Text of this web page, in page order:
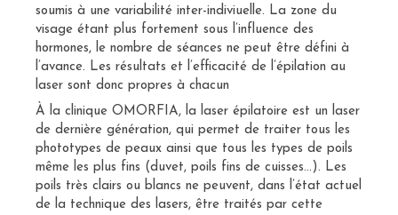
soumis à une variabilité inter-indiviuelle. La zone du
visage étant plus fortement sous l’influence des
hormones, le nombre de séances ne peut être défini à
l’avance. Les résultats et l’efficacité de l’épilation au
laser sont donc propres à chacun
À la clinique OMORFIA, la laser épilatoire est un laser
de dernière génération, qui permet de traiter tous les
phototypes de peaux ainsi que tous les types de poils
même les plus fins (duvet, poils fins de cuisses…). Les
poils très clairs ou blancs ne peuvent, dans l’état actuel
de la technique des lasers, être traités par cette